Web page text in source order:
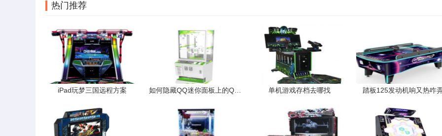
热门推荐
iPad玩梦三国远程方案 单机游戏存档去哪找 踏板125发动机响又热咋